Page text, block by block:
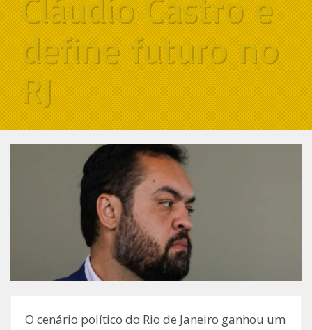
define futuro no
RJ
O cenário político do Rio de Janeiro ganhou um